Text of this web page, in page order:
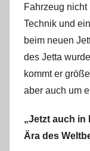
Fahrzeug
Technik und
beim neuen
des Jetta
kommt er
aber auch um
„Jetzt auch in
Ära des